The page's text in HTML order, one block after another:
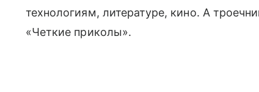
технологиям, литературе, кино. А
«Четкие приколы».